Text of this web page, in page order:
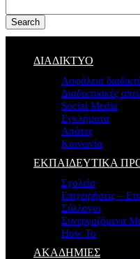
Search
ΔΙΑΔΙΚΤΥΟ
Ασφάλεια
Διαδικτυακές
Social Media
Εγκλήματα
Απάτες
Κοινωνία
ΕΚΠΑΙΔΕΥΤΙΚΑ
Σχολεία
Επιχειρήσεις –
Σύλλογοι
Συνεργαζόμενα
How To
ΑΚΑΔΗΜΙΕΣ